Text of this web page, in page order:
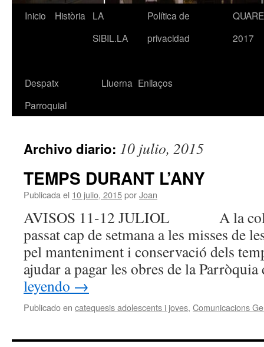
Inicio Història
LA
SIBIL.LA
Política de
privacidad
2017
Despatx
Parroquial
Lluerna Enllaços
Archivo diario: 10 julio, 2015
TEMPS DURANT L’ANY
Publicada el 10 julio, 2015porJoan
AVISOS 11-12 JULIOL A la
passat cap de setmana a les misses de
pel manteniment i conservació dels
ajudar a pagar les obres de la
leyendo →
Publicado en catequesis adolescents i joves, Comunicacions